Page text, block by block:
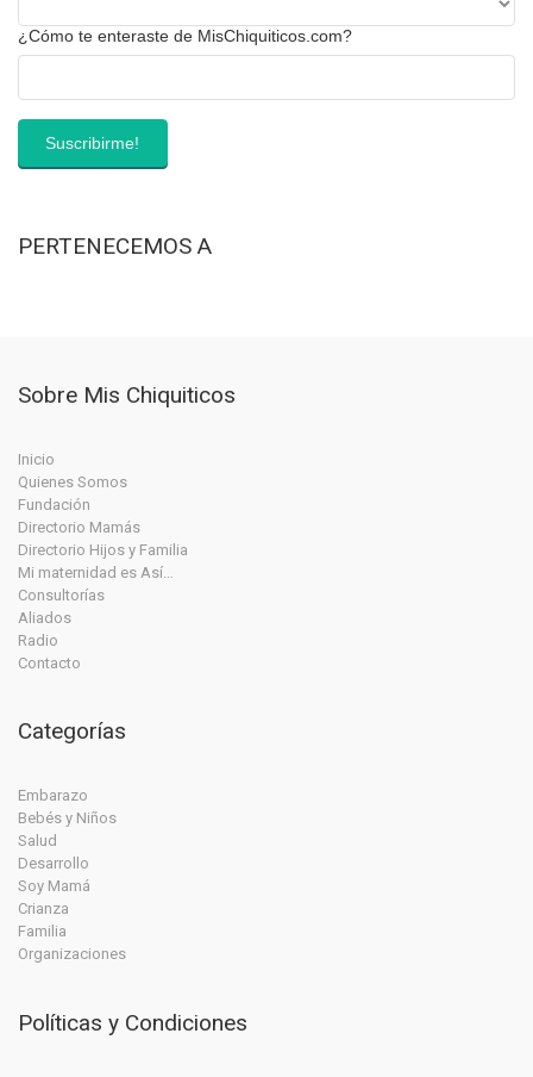
¿Cómo te enteraste de MisChiquiticos.com?
PERTENECEMOS A
Sobre Mis Chiquiticos
Inicio
Quienes Somos
Fundación
Directorio Mamás
Directorio Hijos y Familia
Mi maternidad es Así…
Consultorías
Aliados
Radio
Contacto
Categorías
Embarazo
Bebés y Niños
Salud
Desarrollo
Soy Mamá
Crianza
Familia
Organizaciones
Políticas y Condiciones